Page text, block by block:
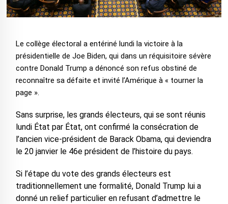
Le collège électoral a entériné lundi la victoire à la
présidentielle de Joe Biden, qui dans un réquisitoire sévère
contre Donald Trump a dénoncé son refus obstiné de
reconnaître sa défaite et invité l’Amérique à « tourner la
page ».
Sans surprise, les grands électeurs, qui se sont réunis
lundi État par État, ont confirmé la consécration de
l’ancien vice-président de Barack Obama, qui deviendra
le 20 janvier le 46e président de l’histoire du pays.
Si l’étape du vote des grands électeurs est
traditionnellement une formalité, Donald Trump lui a
donné un relief particulier en refusant d’admettre le